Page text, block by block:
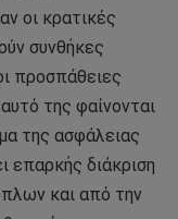
οι κρατικές
συνθήκες
προσπάθειες
της φαίνονται
της ασφάλειας
επαρκής διάκριση
και από την